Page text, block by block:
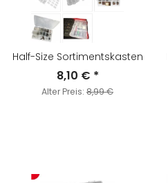
Half-Size Sortimentskasten
8,10 € *
Alter Preis: 8,99 €